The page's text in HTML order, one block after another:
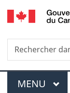
Rechercher
dans
Menu
MENU